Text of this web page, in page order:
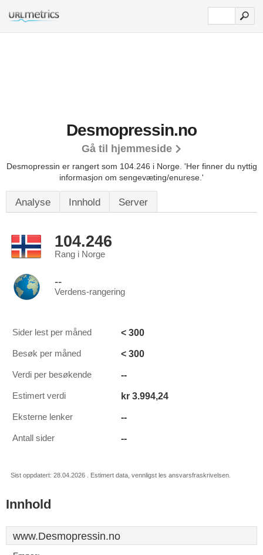
Desmopressin.no
Gå til hjemmeside
Desmopressin er rangert som 104.246 i Norge. 'Her finner du nyttig
informasjon om sengevæting/enurese.'
Analyse Innhold Server
104.246
Rang i Norge
--
Verdens-rangering
Sider lest per måned < 300
Besøk per måned < 300
Verdi per besøkende --
Estimert verdi kr 3.994,24
Eksterne lenker --
Antall sider --
Sist oppdatert: 28.04.2026 . Estimert data, vennligst les ansvarsfraskrivelsen.
Innhold
www.Desmopressin.no